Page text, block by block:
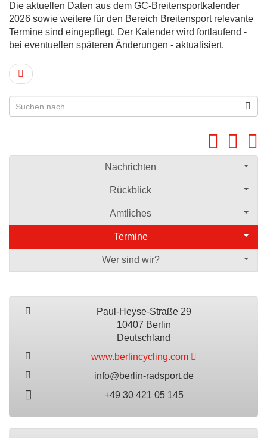
Die aktuellen Daten aus dem GC-Breitensportkalender
2026 sowie weitere für den Bereich Breitensport relevante
Termine sind eingepflegt. Der Kalender wird fortlaufend -
bei eventuellen späteren Änderungen - aktualisiert.
Nachrichten
Rückblick
Amtliches
Termine
Wer sind wir?
Paul-Heyse-Straße 29
10407 Berlin
Deutschland
www.berlincycling.com
info@berlin-radsport.de
+49 30 421 05 145